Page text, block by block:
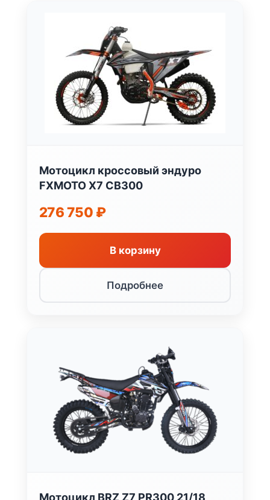
Мотоцикл кроссовый эндуро
FXMOTO X7 CB300
276 750 ₽
В корзину
Подробнее
Мотоцикл BRZ Z7 PR300 21/18